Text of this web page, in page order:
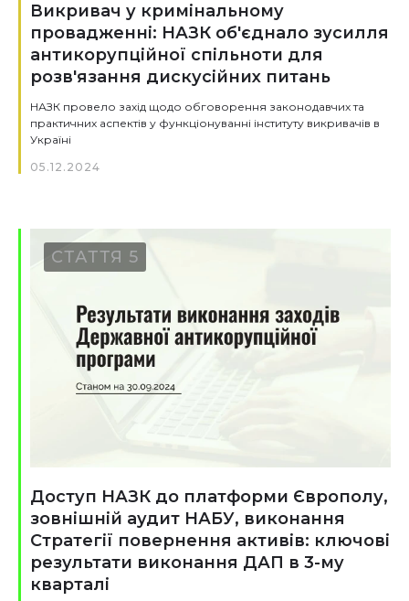
Викривач у кримінальному
провадженні: НАЗК об'єднало зусилля
антикорупційної спільноти для
розв'язання дискусійних питань
НАЗК провело захід щодо обговорення законодавчих та
практичних аспектів у функціонуванні інституту викривачів в
Україні
05.12.2024
СТАТТЯ 5
Доступ НАЗК до платформи Європолу,
зовнішній аудит НАБУ, виконання
Стратегії повернення активів: ключові
результати виконання ДАП в 3-му
кварталі